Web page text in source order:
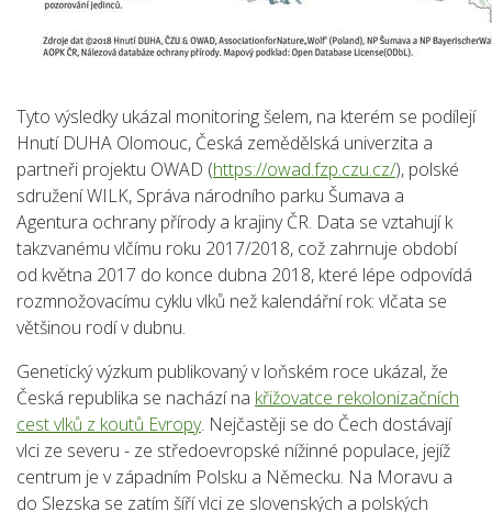
Tyto výsledky ukázal monitoring šelem, na kterém se podílejí
Hnutí DUHA Olomouc, Česká zemědělská univerzita a
partneři projektu OWAD (https://owad.fzp.czu.cz/), polské
sdružení WILK, Správa národního parku Šumava a
Agentura ochrany přírody a krajiny ČR. Data se vztahují k
takzvanému vlčímu roku 2017/2018, což zahrnuje období
od května 2017 do konce dubna 2018, které lépe odpovídá
rozmnožovacímu cyklu vlků než kalendářní rok: vlčata se
většinou rodí v dubnu.
Genetický výzkum publikovaný v loňském roce ukázal, že
Česká republika se nachází na křižovatce rekolonizačních
cest vlků z koutů Evropy. Nejčastěji se do Čech dostávají
vlci ze severu - ze středoevropské nížinné populace, jejíž
centrum je v západním Polsku a Německu. Na Moravu a
do Slezska se zatím šíří vlci ze slovenských a polských